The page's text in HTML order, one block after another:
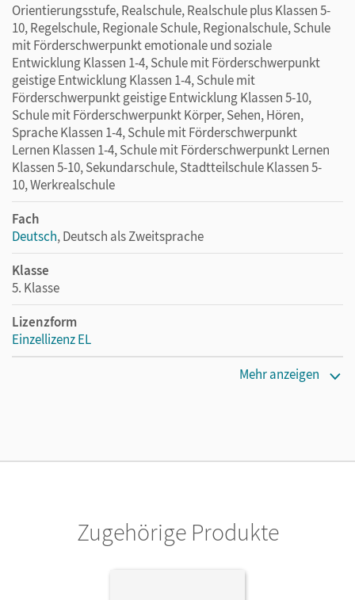
Orientierungsstufe, Realschule, Realschule plus Klassen 5-
10, Regelschule, Regionale Schule, Regionalschule, Schule
mit Förderschwerpunkt emotionale und soziale
Entwicklung Klassen 1-4, Schule mit Förderschwerpunkt
geistige Entwicklung Klassen 1-4, Schule mit
Förderschwerpunkt geistige Entwicklung Klassen 5-10,
Schule mit Förderschwerpunkt Körper, Sehen, Hören,
Sprache Klassen 1-4, Schule mit Förderschwerpunkt
Lernen Klassen 1-4, Schule mit Förderschwerpunkt Lernen
Klassen 5-10, Sekundarschule, Stadtteilschule Klassen 5-
10, Werkrealschule
Fach
Deutsch, Deutsch als Zweitsprache
Klasse
5. Klasse
Lizenzform
Einzellizenz EL
Mehr anzeigen
Zugehörige Produkte